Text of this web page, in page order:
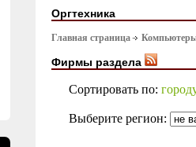
Оргтехника
Главная страница
Фирмы раздела
Сортировать по:
Выберите регион: